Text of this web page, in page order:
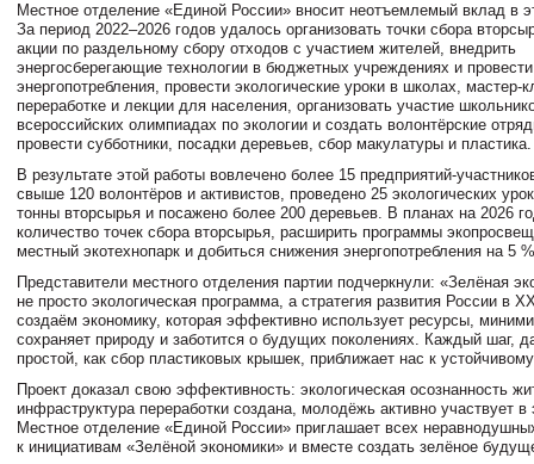
Местное отделение «Единой России» вносит неотъемлемый вклад в
За период 2022–2026 годов удалось организовать точки сбора
акции по раздельному сбору отходов с участием жителей, внедрить
энергосберегающие технологии в бюджетных учреждениях и
энергопотребления, провести экологические уроки в школах,
переработке и лекции для населения, организовать участие
всероссийских олимпиадах по экологии и создать волонтёрские
провести субботники, посадки деревьев, сбор макулатуры и пластика.
В результате этой работы вовлечено более 15
свыше 120 волонтёров и активистов, проведено 25 экологических
тонны вторсырья и посажено более 200 деревьев. В планах на 2026
количество точек сбора вторсырья, расширить программы
местный экотехнопарк и добиться снижения энергопотребления на 5
Представители местного отделения партии подчеркнули: «Зелёная
не просто экологическая программа, а стратегия развития России в
создаём экономику, которая эффективно использует ресурсы,
сохраняет природу и заботится о будущих поколениях. Каждый шаг,
простой, как сбор пластиковых крышек, приближает нас к
Проект доказал свою эффективность: экологическая осознанность
инфраструктура переработки создана, молодёжь активно участвует
Местное отделение «Единой России» приглашает всех
к инициативам «Зелёной экономики» и вместе создать зелёное